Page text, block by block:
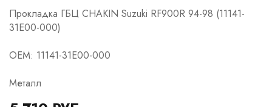
Прокладка ГБЦ CHAKIN Suzuki RF900R 94-98 (11141-
31E00-000)
OEM: 11141-31E00-000
Металл